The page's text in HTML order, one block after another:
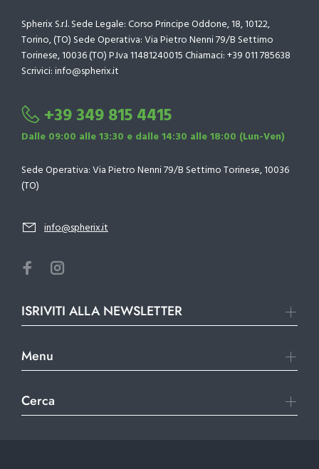
Spherix S.r.l. Sede Legale: Corso Principe Oddone, 18, 10122,
Torino, (TO) Sede Operativa: Via Pietro Nenni 79/B Settimo
Torinese, 10036 (TO) P.Iva 11481240015 Chiamaci: +39 011 785638
Scrivici: info@spherix.it
+39 349 815 4415
Dalle 09:00 alle 13:30 e dalle 14:30 alle 18:00 (Lun-Ven)
Sede Operativa: Via Pietro Nenni 79/B Settimo Torinese, 10036
(TO)
info@spherix.it
ISRIVITI ALLA NEWSLETTER
Menu
Cerca